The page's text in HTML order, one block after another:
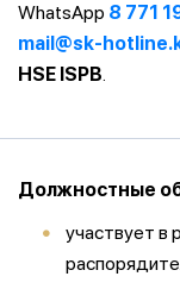
WhatsApp 8 771
mail@sk-
HSE ISPB.
Должностные
участвует в